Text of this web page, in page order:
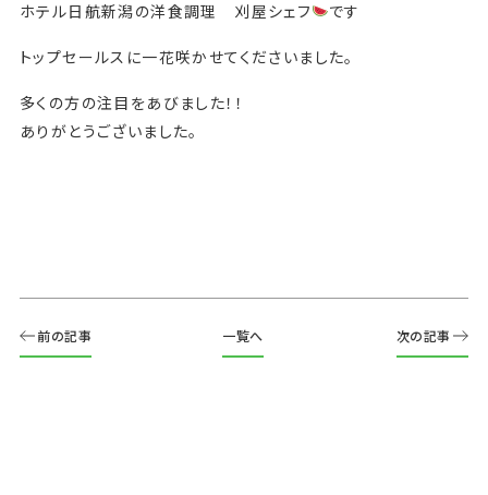
ホテル日航新潟の洋食調理 刈屋シェフ です
トップセールスに一花咲かせてくださいました。
多くの方の注目をあびました！！
ありがとうございました。
前の記事 一覧へ 次の記事